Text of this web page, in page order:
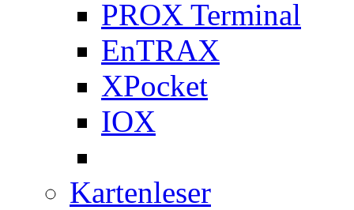
PROX Terminal
EnTRAX
XPocket
IOX
Kartenleser